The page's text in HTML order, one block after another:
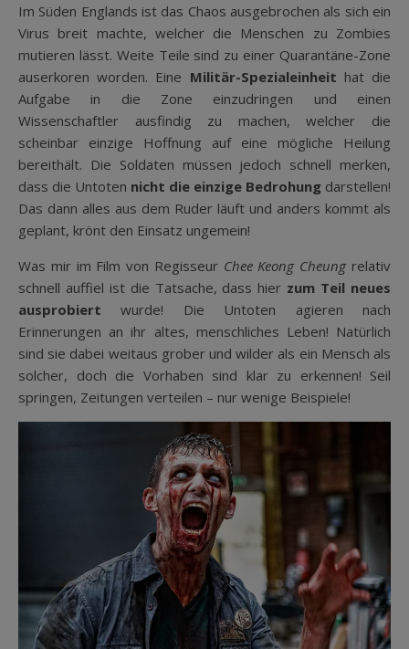
Im Süden Englands ist das Chaos ausgebrochen als sich ein
Virus breit machte, welcher die Menschen zu Zombies
mutieren lässt. Weite Teile sind zu einer Quarantäne-Zone
auserkoren worden. Eine Militär-Spezialeinheit hat die
Aufgabe in die Zone einzudringen und einen
Wissenschaftler ausfindig zu machen, welcher die
scheinbar einzige Hoffnung auf eine mögliche Heilung
bereithält. Die Soldaten müssen jedoch schnell merken,
dass die Untoten nicht die einzige Bedrohung darstellen!
Das dann alles aus dem Ruder läuft und anders kommt als
geplant, krönt den Einsatz ungemein!
Was mir im Film von Regisseur Chee Keong Cheung relativ
schnell auffiel ist die Tatsache, dass hier zum Teil neues
ausprobiert wurde! Die Untoten agieren nach
Erinnerungen an ihr altes, menschliches Leben! Natürlich
sind sie dabei weitaus grober und wilder als ein Mensch als
solcher, doch die Vorhaben sind klar zu erkennen! Seil
springen, Zeitungen verteilen – nur wenige Beispiele!